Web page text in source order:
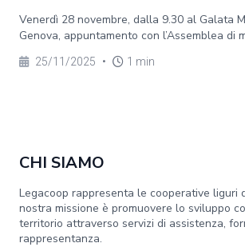
Venerdì 28 novembre, dalla 9.30 al Galata
Genova, appuntamento con l’Assemblea di
25/11/2025 • 1 min
CHI SIAMO
Legacoop rappresenta le cooperative liguri
nostra missione è promuovere lo sviluppo
territorio attraverso servizi di assistenza,
rappresentanza.